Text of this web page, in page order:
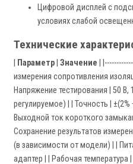
Цифровой дисплей с
условиях слабой
Технические
Параметр Значение |
измерения сопротивления
Напряжение тестирования | 50 В,
регулируемое) | | Точность |
Выходной ток короткого
Сохранение результатов
(в зависимости от модели) | |
адаптер | | Рабочая температура |